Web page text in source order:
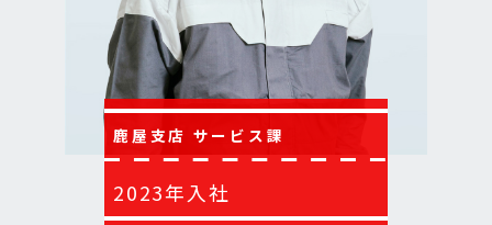
鹿屋支店 サービス課
2023年入社